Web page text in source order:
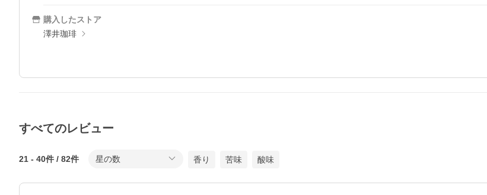
購入したストア
澤井珈琲
すべてのレビュー
21 - 40件 / 82件 星の数 香り 苦味 酸味